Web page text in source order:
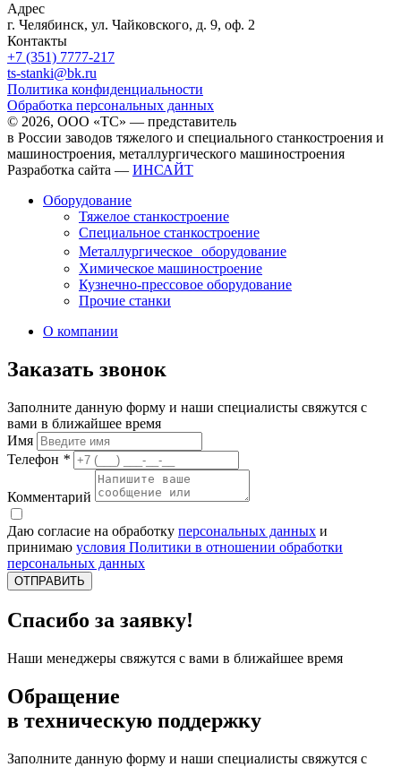
Адрес
г. Челябинск, ул. Чайковского, д. 9, оф. 2
Контакты
+7 (351) 7777-217
ts-stanki@bk.ru
Политика конфиденциальности
Обработка персональных данных
© 2026, ООО «ТС» — представитель
в России заводов тяжелого и специального станкостроения и
машиностроения, металлургического машиностроения
Разработка сайта — ИНСАЙТ
Оборудование
Тяжелое станкостроение
Специальное станкостроение
Металлургическое оборудование
Химическое машиностроение
Кузнечно-прессовое оборудование
Прочие станки
О компании
Заказать звонок
Заполните данную форму и наши специалисты свяжутся с
вами в ближайшее время
Имя
Телефон *
Комментарий
Даю согласие на обработку персональных данных и
принимаю условия Политики в отношении обработки
персональных данных
ОТПРАВИТЬ
Спасибо за заявку!
Наши менеджеры свяжутся с вами в ближайшее время
Обращение
в техническую поддержку
Заполните данную форму и наши специалисты свяжутся с